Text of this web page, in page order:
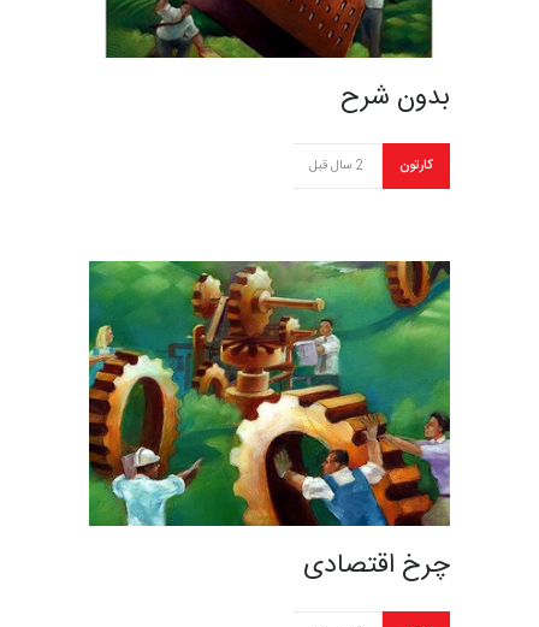
بدون شرح
کارتون 2 سال قبل
چرخ اقتصادی